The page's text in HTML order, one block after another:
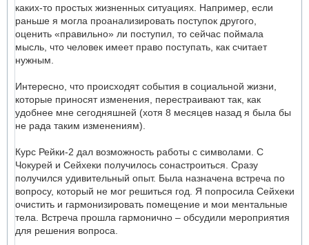
каких-то простых жизненных ситуациях. Например, если
раньше я могла проанализировать поступок другого,
оценить «правильно» ли поступил, то сейчас поймала
мысль, что человек имеет право поступать, как считает
нужным.
Интересно, что происходят события в социальной жизни,
которые приносят изменения, перестраивают так, как
удобнее мне сегодняшней (хотя 8 месяцев назад я была бы
не рада таким изменениям).
Курс Рейки-2 дал возможность работы с символами. С
Чокурей и Сейхеки получилось сонастроиться. Сразу
получился удивительный опыт. Была назначена встреча по
вопросу, который не мог решиться год. Я попросила Сейхеки
очистить и гармонизировать помещение и мои ментальные
тела. Встреча прошла гармонично – обсудили мероприятия
для решения вопроса.